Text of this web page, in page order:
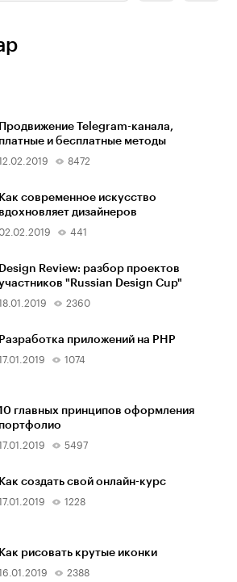
Продвижение Telegram-канала,
платные и бесплатные методы
8472
Как современное искусство
вдохновляет дизайнеров
441
Design Review: разбор проектов
"Russian Design Cup"
2360
Разработка приложений на PHP
1074
главных принципов оформления
портфолио
5497
Как создать свой онлайн-курс
1228
Как рисовать крутые иконки
2388